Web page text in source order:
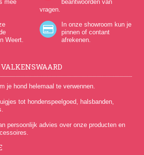
mee
beantwoorden van
vragen.
Weert.
In onze showroom kun je
pinnen of contant
afrekenen.
je hond helemaal te verwennen.
tot hondenspeelgoed, halsbanden,
persoonlijk advies over onze producten en